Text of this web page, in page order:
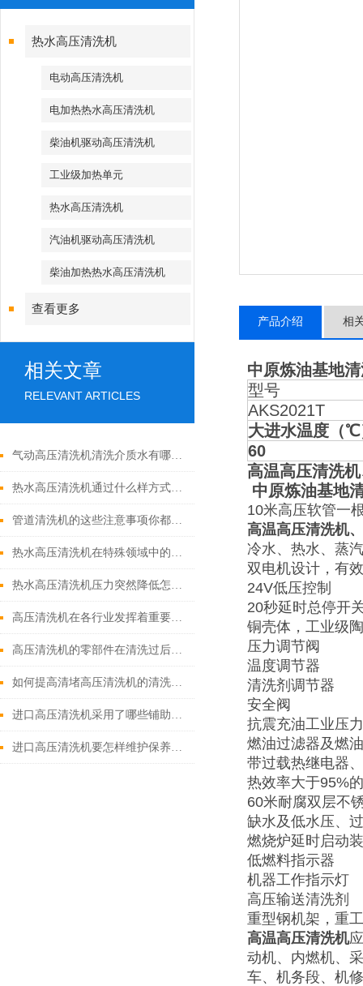
热水高压清洗机
电动高压清洗机
电加热热水高压清洗机
柴油机驱动高压清洗机
工业级加热单元
热水高压清洗机
汽油机驱动高压清洗机
柴油加热热水高压清洗机
查看更多
相关文章
RELEVANT ARTICLES
气动高压清洗机清洗介质水有哪些优点
热水高压清洗机通过什么样方式来实现增压呢
管道清洗机的这些注意事项你都落实到位了吗
热水高压清洗机在特殊领域中的应用
热水高压清洗机压力突然降低怎么回事
高压清洗机在各行业发挥着重要的作用
高压清洗机的零部件在清洗过后还需要注意什么
如何提高清堵高压清洗机的清洗效果？
进口高压清洗机采用了哪些铺助系统
进口高压清洗机要怎样维护保养才算合理呢
产品介绍 相
中原炼油基地
型号
AKS2021T
大进水温度（℃
60
高温高压清洗
中原炼油基地
10米高压软管一
高温高压清洗机
冷水、热水、蒸
双电机设计，有
24V低压控制
20秒延时总停开
铜壳体，工业级
压力调节阀
温度调节器
清洗剂调节器
安全阀
抗震充油工业压
燃油过滤器及燃
带过载热继电器
热效率大于95%
60米耐腐双层不
缺水及低水压、
燃烧炉延时启动
低燃料指示器
机器工作指示灯
高压输送清洗剂
重型钢机架，重
高温高压清洗机
动机、内燃机、
车、机务段、机